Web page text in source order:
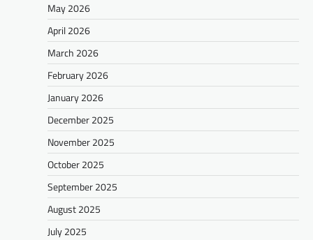
May 2026
April 2026
March 2026
February 2026
January 2026
December 2025
November 2025
October 2025
September 2025
August 2025
July 2025